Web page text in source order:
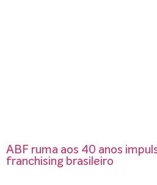
ABF ruma aos 40 anos
franchising brasileiro